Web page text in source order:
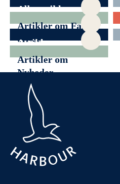
Alle artikler
Artikler om Family
office
Artikler om
Generationsskifte
Artikler om
Nyheder